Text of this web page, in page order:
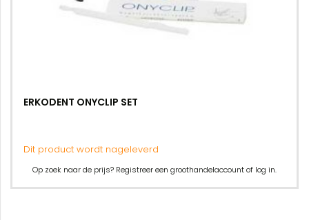
ERKODENT ONYCLIP SET
Dit product wordt nageleverd
Op zoek naar de prijs? Registreer een groothandelaccount of log in.